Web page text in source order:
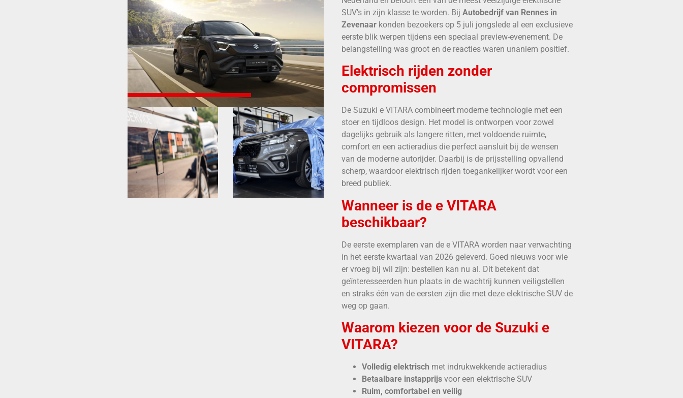
SUV’s in zijn klasse te worden. Bij Autobedrijf van Rennes in
Zevenaar konden bezoekers op 5 juli jongslede al een exclusieve
eerste blik werpen tijdens een speciaal preview-evenement. De
belangstelling was groot en de reacties waren unaniem positief.
Elektrisch rijden zonder
compromissen
De Suzuki e VITARA combineert moderne technologie met een
stoer en tijdloos design. Het model is ontworpen voor zowel
dagelijks gebruik als langere ritten, met voldoende ruimte,
comfort en een actieradius die perfect aansluit bij de wensen
van de moderne autorijder. Daarbij is de prijsstelling opvallend
scherp, waardoor elektrisch rijden toegankelijker wordt voor een
breed publiek.
Wanneer is de e VITARA
beschikbaar?
De eerste exemplaren van de e VITARA worden naar verwachting
in het eerste kwartaal van 2026 geleverd. Goed nieuws voor wie
er vroeg bij wil zijn: bestellen kan nu al. Dit betekent dat
geïnteresseerden hun plaats in de wachtrij kunnen veiligstellen
en straks één van de eersten zijn die met deze elektrische SUV de
weg op gaan.
Waarom kiezen voor de Suzuki e
VITARA?
Volledig elektrisch met indrukwekkende actieradius
Betaalbare instapprijs voor een elektrische SUV
Ruim, comfortabel en veilig